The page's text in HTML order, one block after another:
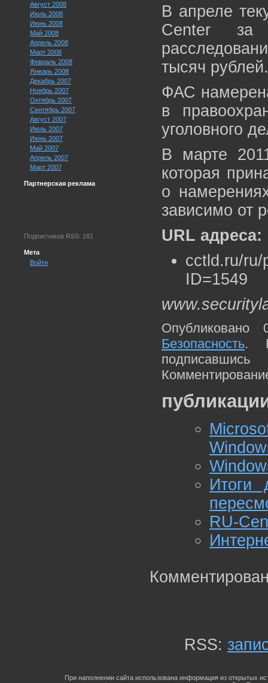
Август 2008
Июль 2008
Июнь 2008
Май 2008
Апрель 2008
Март 2008
Февраль 2008
Январь 2008
Декабрь 2007
Ноябрь 2007
Октябрь 2007
Сентябрь 2007
Август 2007
Июль 2007
Июнь 2007
Май 2007
Апрель 2007
Март 2007
Партнерская реклама
Подписчиков RSS: 181
Мета
Войти
В апреле
Center за
тысяч рублей.
ФАС
в
уголовного
В марте
которая
о
зависимо от
URL адреса:
cctld.ru/ru/
ID=1549
Безопасность.
Итоги
RU-
RSS:
При наполнении сайта использована информация из открытых